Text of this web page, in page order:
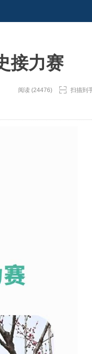
接力赛
阅读 (24476) 扫描到